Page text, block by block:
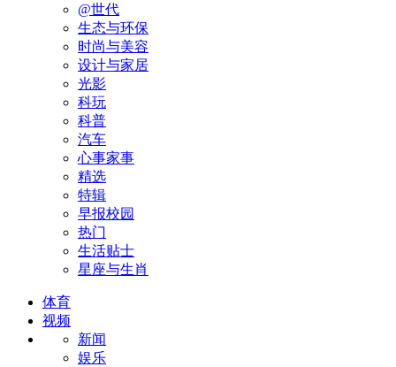
@世代
生态与环保
时尚与美容
设计与家居
光影
科玩
科普
汽车
心事家事
精选
特辑
早报校园
热门
生活贴士
星座与生肖
体育
视频
新闻
娱乐